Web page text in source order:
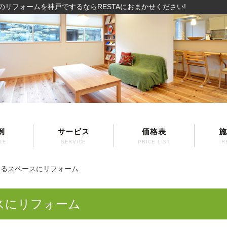
リフォームを神戸でするならRESTAにおまかせください!
サービス
SERVICE
価格表
PRICE LIST
スペースにリフォーム
にリフォーム